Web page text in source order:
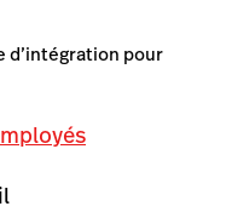
d’intégration pour